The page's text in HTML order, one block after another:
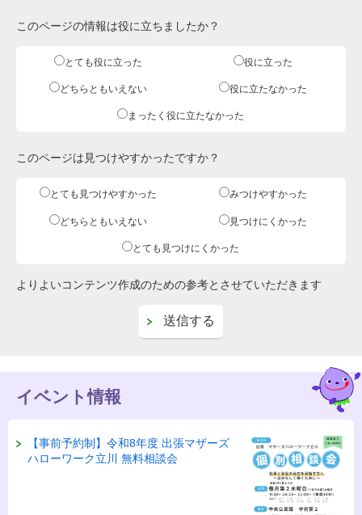
このページの情報は役に立ちましたか？
とても役に立った 役に立った
どちらともいえない 役に立たなかった
まったく役に立たなかった
このページは見つけやすかったですか？
とても見つけやすかった みつけやすかった
どちらともいえない 見つけにくかった
とても見つけにくかった
よりよいコンテンツ作成のための参考とさせていただきます
イベント情報
【事前予約制】令和8年度 出張マザーズ
ハローワーク立川 無料相談会